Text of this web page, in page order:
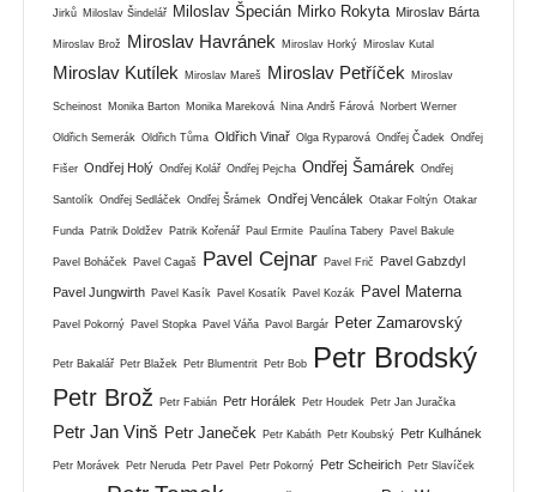
Jirků Miloslav Šindelář Miloslav Špecián Mirko Rokyta Miroslav Bárta
Miroslav Brož Miroslav Havránek Miroslav Horký Miroslav Kutal
Miroslav Kutílek Miroslav Mareš Miroslav Petříček Miroslav
Scheinost Monika Barton Monika Mareková Nina Andrš Fárová Norbert Werner
Oldřich Semerák Oldřich Tůma Oldřich Vinař Olga Ryparová Ondřej Čadek Ondřej
Fišer Ondřej Holý Ondřej Kolář Ondřej Pejcha Ondřej Šamárek Ondřej
Santolík Ondřej Sedláček Ondřej Šrámek Ondřej Vencálek Otakar Foltýn Otakar
Funda Patrik Doldžev Patrik Kořenář Paul Ermite Paulína Tabery Pavel Bakule
Pavel Boháček Pavel Cagaš Pavel Cejnar Pavel Frič Pavel Gabzdyl
Pavel Jungwirth Pavel Kasík Pavel Kosatík Pavel Kozák Pavel Materna
Pavel Pokorný Pavel Stopka Pavel Váňa Pavol Bargár Peter Zamarovský
Petr Bakalář Petr Blažek Petr Blumentrit Petr Bob Petr Brodský
Petr Brož Petr Fabián Petr Horálek Petr Houdek Petr Jan Juračka
Petr Jan Vinš Petr Janeček Petr Kabáth Petr Koubský Petr Kulhánek
Petr Morávek Petr Neruda Petr Pavel Petr Pokorný Petr Scheirich Petr Slavíček